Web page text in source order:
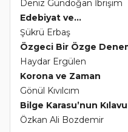
Deniz Gündoğan İbrişim
Edebiyat ve...
Şükrü Erbaş
Özgeci Bir Özge
Haydar Ergülen
Korona ve Zaman
Gönül Kıvılcım
Bilge Karasu’nun
Özkan Ali Bozdemir